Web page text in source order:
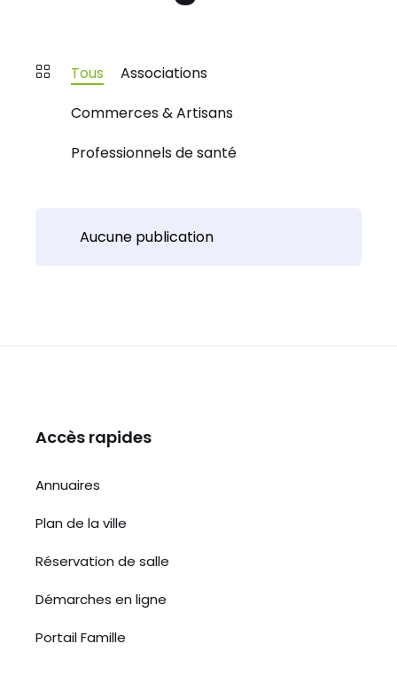
Tous
Associations
Commerces & Artisans
Professionnels de santé
Aucune publication
Accès rapides
Annuaires
Plan de la ville
Réservation de salle
Démarches en ligne
Portail Famille